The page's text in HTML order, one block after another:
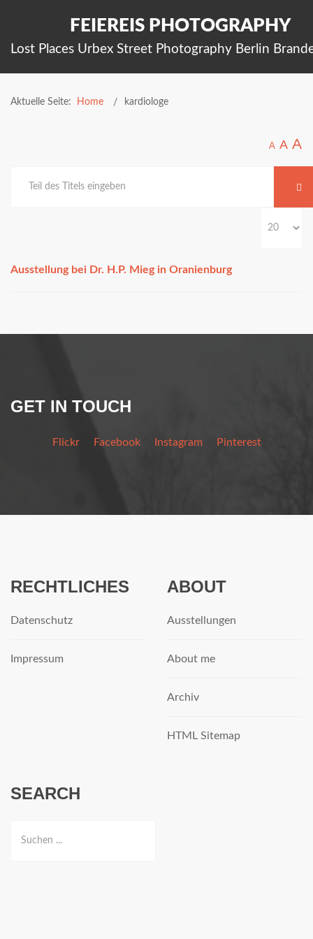
FEIEREIS PHOTOGRAPHY
Lost Places Urbex Street Photography Berlin
Aktuelle Seite: Home kardiologe
A A A
Ausstellung bei Dr. H.P. Mieg in Oranienburg
GET IN TOUCH
Flickr Facebook Instagram Pinterest
RECHTLICHES
Datenschutz
Impressum
ABOUT
Ausstellungen
About me
Archiv
HTML Sitemap
SEARCH